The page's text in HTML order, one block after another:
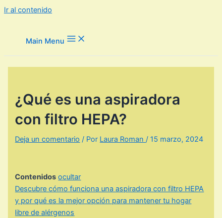
Ir al contenido
Main Menu
¿Qué es una aspiradora
con filtro HEPA?
Deja un comentario / Por Laura Roman/15 marzo, 2024
Contenidos ocultar
Descubre cómo funciona una aspiradora con filtro HEPA
y por qué es la mejor opción para mantener tu hogar
libre de alérgenos